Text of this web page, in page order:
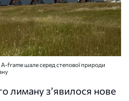
frame шале серед степової природи
лиману з’явилося нове